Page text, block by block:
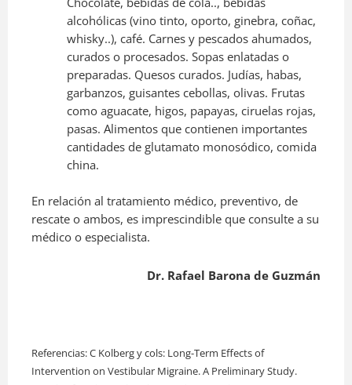
alcohólicas (vino tinto, oporto, ginebra, coñac,
whisky..), café. Carnes y pescados ahumados,
curados o procesados. Sopas enlatadas o
preparadas. Quesos curados. Judías, habas,
garbanzos, guisantes cebollas, olivas. Frutas
como aguacate, higos, papayas, ciruelas rojas,
pasas. Alimentos que contienen importantes
cantidades de glutamato monosódico, comida
china.
En relación al tratamiento médico, preventivo, de
rescate o ambos, es imprescindible que consulte a su
médico o especialista.
Dr. Rafael Barona de Guzmán
Referencias: C Kolberg y cols: Long-Term Effects of
Intervention on Vestibular Migraine. A Preliminary Study.